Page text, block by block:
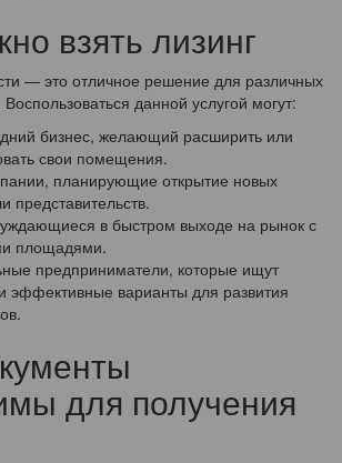
взять лизинг
— это отличное решение для различных
данной услугой могут:
бизнес, желающий расширить или
свои помещения.
планирующие открытие новых
представительств.
в быстром выходе на рынок с
площадями.
предприниматели, которые ищут
эффективные варианты для развития
для получения